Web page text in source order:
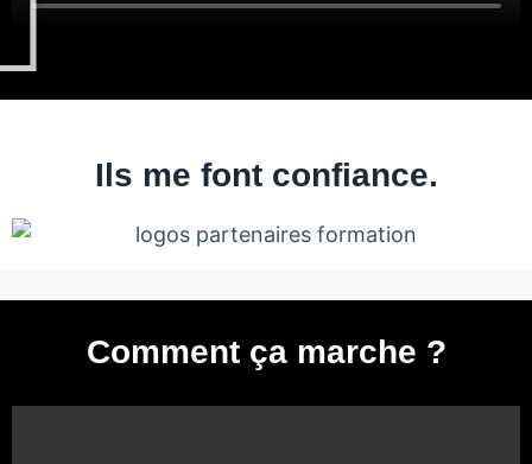
Ils me font confiance.
Comment ça marche ?